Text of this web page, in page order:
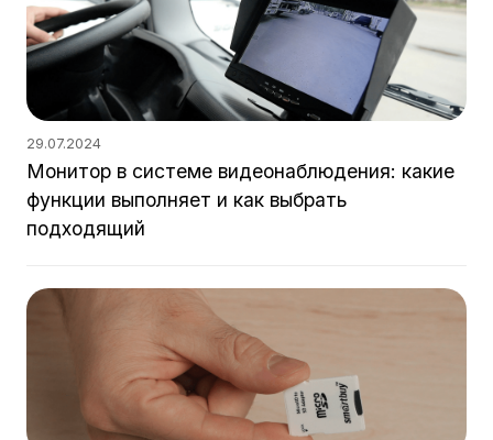
29.07.2024
Монитор в системе видеонаблюдения: какие
функции выполняет и как выбрать
подходящий